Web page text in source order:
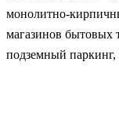
монолитно-
магазинов бытовых
подземный